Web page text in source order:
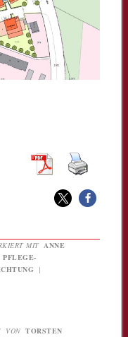
MIT ANNE
PFLEGE-
|
VON TORSTEN